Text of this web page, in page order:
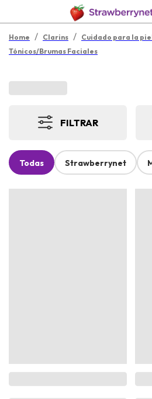
Home / Clarins / Cuidado para la
Tónicos/Brumas Faciales
FILTRAR
Todas Strawberrynet